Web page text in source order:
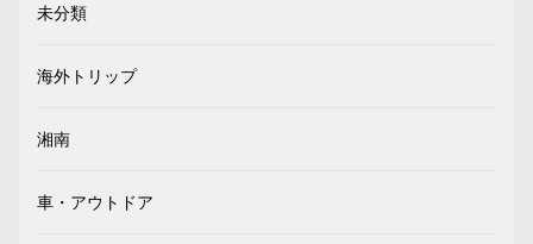
未分類
海外トリップ
湘南
車・アウトドア